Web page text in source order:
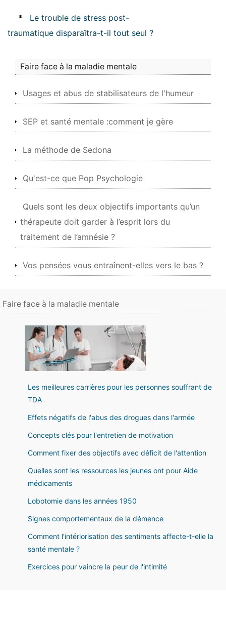
*
Le trouble de stress post-
traumatique disparaîtra-t-il tout seul ?
Faire face à la maladie mentale
Usages et abus de stabilisateurs de l'humeur
SEP et santé mentale :comment je gère
La méthode de Sedona
Qu'est-ce que Pop Psychologie
Quels sont les deux objectifs importants qu’un
thérapeute doit garder à l’esprit lors du
traitement de l’amnésie ?
Vos pensées vous entraînent-elles vers le bas ?
Faire face à la maladie mentale
Les meilleures carrières pour les personnes souffrant de
TDA
Effets négatifs de l'abus des drogues dans l'armée
Concepts clés pour l'entretien de motivation
Comment fixer des objectifs avec déficit de l'attention
Quelles sont les ressources les jeunes ont pour Aide
médicaments
Lobotomie dans les années 1950
Signes comportementaux de la démence
Comment l’intériorisation des sentiments affecte-t-elle la
santé mentale ?
Exercices pour vaincre la peur de l'intimité